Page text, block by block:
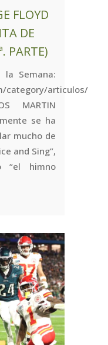
FLOYD
DE
PARTE)
la Semana:
category/articulos/
MARTIN
se ha
mucho de
and Sing”,
“el himno